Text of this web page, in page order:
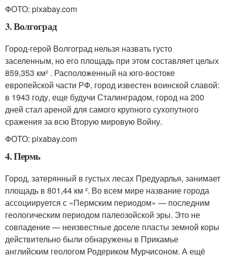
ФОТО: pixabay.com
3. Волгоград
Город-герой Волгоград нельзя назвать густо
заселенным, но его площадь при этом составляет целых
859,353 км² . Расположенный на юго-востоке
европейской части РФ, город известен воинской славой:
в 1943 году, еще будучи Сталинградом, город на 200
дней стал ареной для самого крупного сухопутного
сражения за всю Вторую мировую Войну.
ФОТО: pixabay.com
4. Пермь
Город, затерянный в густых лесах Предуарлья, занимает
площадь в 801,44 км ². Во всем мире название города
ассоциируется с «Пермским периодом» — последним
геологическим периодом палеозойской эры. Это не
совпадение — неизвестные доселе пласты земной коры
действительно были обнаружены в Прикамье
английским геологом Родериком Мурчисоном. А ещё